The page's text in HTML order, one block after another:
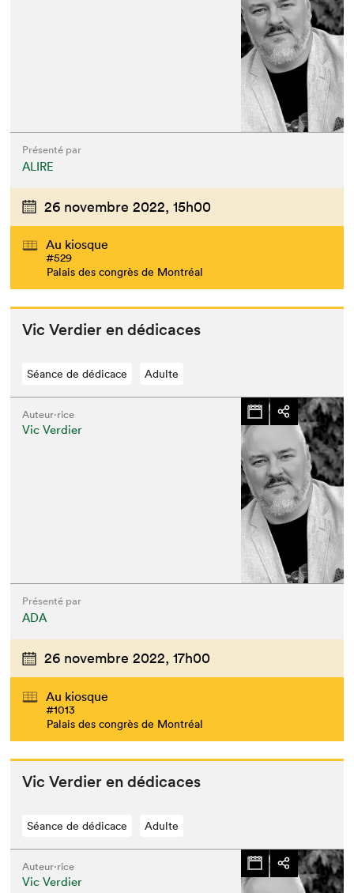
Présenté par
ALIRE
26 novembre 2022, 15h00
Au kiosque
#529
Palais des congrès de Montréal
Vic Verdier en dédicaces
Séance de dédicace Adulte
Auteur·rice
Vic Verdier
Présenté par
ADA
26 novembre 2022, 17h00
Au kiosque
#1013
Palais des congrès de Montréal
Vic Verdier en dédicaces
Séance de dédicace Adulte
Auteur·rice
Vic Verdier